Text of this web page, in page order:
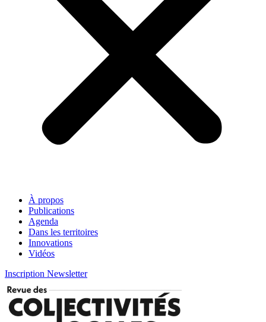
À propos
Publications
Agenda
Dans les territoires
Innovations
Vidéos
Inscription Newsletter